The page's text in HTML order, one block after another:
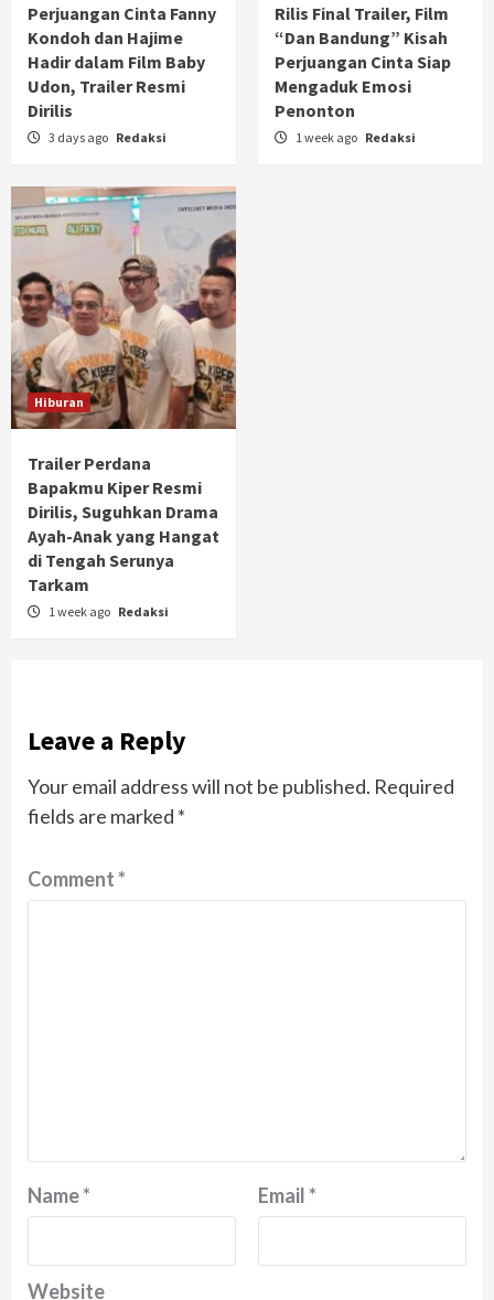
Perjuangan Cinta Fanny
Kondoh dan Hajime
Hadir dalam Film Baby
Udon, Trailer Resmi
Dirilis
3 days ago Redaksi
Rilis Final Trailer, Film
“Dan Bandung” Kisah
Perjuangan Cinta Siap
Mengaduk Emosi
Penonton
1 week ago Redaksi
Hiburan
Trailer Perdana
Bapakmu Kiper Resmi
Dirilis, Suguhkan Drama
Ayah-Anak yang Hangat
di Tengah Serunya
Tarkam
1 week ago Redaksi
Leave a Reply
Your email address will not be published. Required
fields are marked *
Comment*
Name* Email*
Website